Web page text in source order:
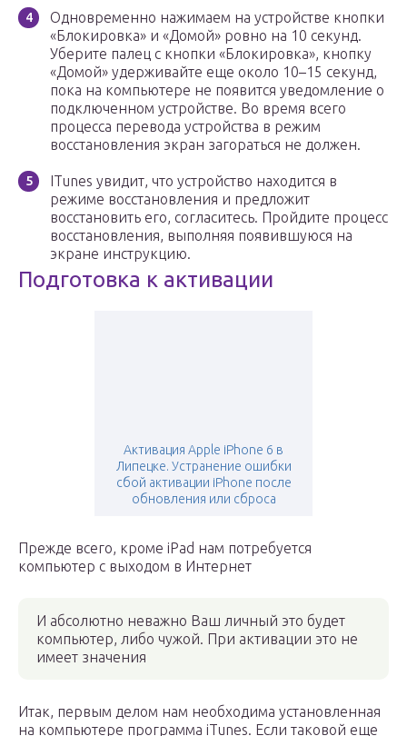
Одновременно нажимаем на устройстве кнопки
«Блокировка» и «Домой» ровно на 10 секунд.
Уберите палец с кнопки «Блокировка», кнопку
«Домой» удерживайте еще около 10–15 секунд,
пока на компьютере не появится уведомление о
подключенном устройстве. Во время всего
процесса перевода устройства в режим
восстановления экран загораться не должен.
ITunes увидит, что устройство находится в
режиме восстановления и предложит
восстановить его, согласитесь. Пройдите процесс
восстановления, выполняя появившуюся на
экране инструкцию.
Подготовка к активации
Активация Apple iPhone 6 в
Липецке. Устранение ошибки
сбой активации iPhone после
обновления или сброса
Прежде всего, кроме iPad нам потребуется
компьютер с выходом в Интернет
И абсолютно неважно Ваш личный это будет
компьютер, либо чужой. При активации это не
имеет значения
Итак, первым делом нам необходима установленная
на компьютере программа iTunes. Если таковой еще